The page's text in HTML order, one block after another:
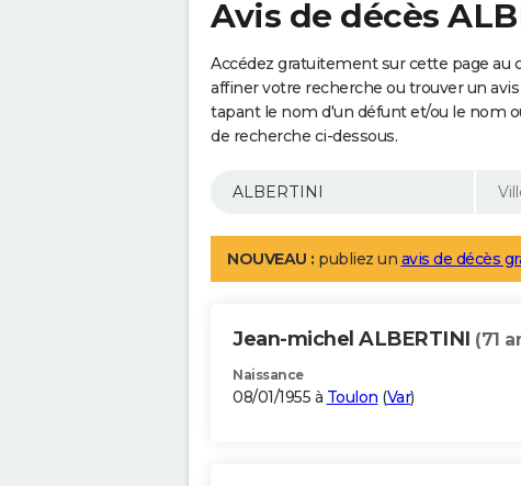
Avis de décès
Accédez gratuitement sur cette page au
affiner votre recherche ou trouver un
tapant le nom d'un défunt et/ou le nom
de recherche ci-dessous.
NOUVEAU : publiez un avis de décès
Jean-michel ALBERTINI (71
Naissance
08/01/1955 à Toulon (Var)